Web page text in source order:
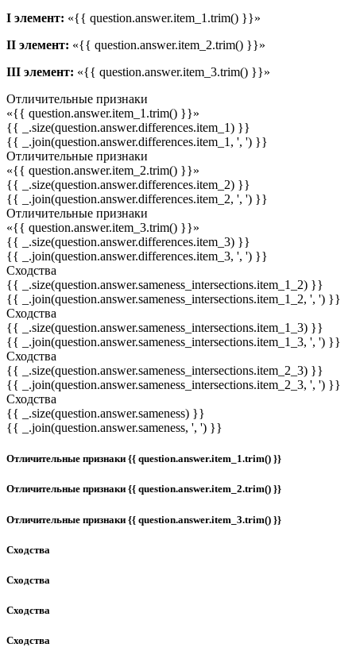
I элемент: «{{ question.answer.item_1.trim() }}»
II элемент: «{{ question.answer.item_2.trim() }}»
III элемент: «{{ question.answer.item_3.trim() }}»
Отличительные признаки
«{{ question.answer.item_1.trim() }}»
{{ _.size(question.answer.differences.item_1) }}
{{ _.join(question.answer.differences.item_1, ', ') }}
Отличительные признаки
«{{ question.answer.item_2.trim() }}»
{{ _.size(question.answer.differences.item_2) }}
{{ _.join(question.answer.differences.item_2, ', ') }}
Отличительные признаки
«{{ question.answer.item_3.trim() }}»
{{ _.size(question.answer.differences.item_3) }}
{{ _.join(question.answer.differences.item_3, ', ') }}
Сходства
{{ _.size(question.answer.sameness_intersections.item_1_2) }}
{{ _.join(question.answer.sameness_intersections.item_1_2, ', ') }}
Сходства
{{ _.size(question.answer.sameness_intersections.item_1_3) }}
{{ _.join(question.answer.sameness_intersections.item_1_3, ', ') }}
Сходства
{{ _.size(question.answer.sameness_intersections.item_2_3) }}
{{ _.join(question.answer.sameness_intersections.item_2_3, ', ') }}
Сходства
{{ _.size(question.answer.sameness) }}
{{ _.join(question.answer.sameness, ', ') }}
Отличительные признаки {{ question.answer.item_1.trim() }}
Отличительные признаки {{ question.answer.item_2.trim() }}
Отличительные признаки {{ question.answer.item_3.trim() }}
Сходства
Сходства
Сходства
Сходства